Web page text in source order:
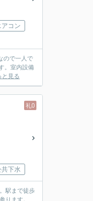
アコン
ので一人で
。室内設備
と見る
礼0
共下水
駅まで徒歩
ります。